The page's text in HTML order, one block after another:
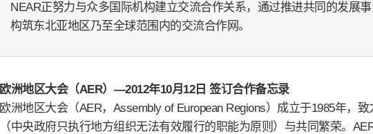
NEAR正努力与众多国际机构建立交流合作关系，通过推进共同的发展事
构筑东北亚地区乃至全球范围内的交流合作网。
欧洲地区大会（AER）—2012年10月12日 签订合作备忘录
欧洲地区大会（AER，Assembly of European Regions）成立于1985年，
（中央政府只执行地方组织无法有效履行的职能为原则）与共同繁荣。